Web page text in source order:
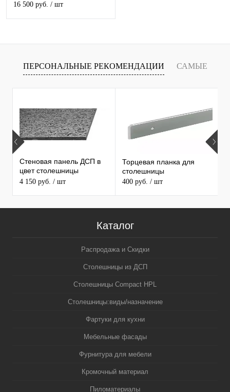
16 500 руб. / шт
ПЕРСОНАЛЬНЫЕ РЕКОМЕНДАЦИИ САМЫЕ
ПРОДАВАЕМЫЕ ТОВАРЫ
Стеновая панель ДСП в
цвет столешницы
MAERSS
4 150 руб. / шт
Торцевая планка для
столешницы
400 руб. / шт
Каталог
Распродажа и Скидки
Столешницы из ДСП
Столешницы Compact HPL
Столешницы:виды/назначение
Фартуки для кухни
Мебельные фасады
Фурнитура для мебели
Кромочный материал
Пиломатериалы